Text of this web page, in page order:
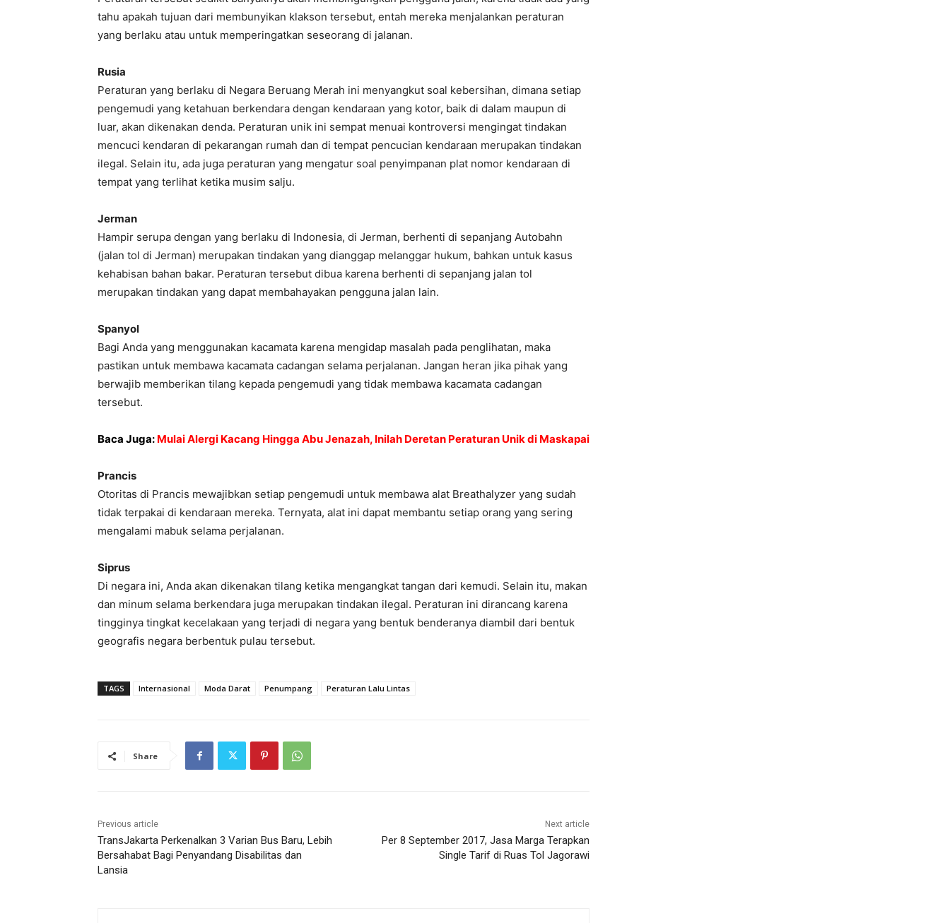
tahu apakah tujuan dari membunyikan klakson tersebut, entah mereka menjalankan peraturan
yang berlaku atau untuk memperingatkan seseorang di jalanan.
Rusia
Peraturan yang berlaku di Negara Beruang Merah ini menyangkut soal kebersihan, dimana setiap
pengemudi yang ketahuan berkendara dengan kendaraan yang kotor, baik di dalam maupun di
luar, akan dikenakan denda. Peraturan unik ini sempat menuai kontroversi mengingat tindakan
mencuci kendaran di pekarangan rumah dan di tempat pencucian kendaraan merupakan tindakan
ilegal. Selain itu, ada juga peraturan yang mengatur soal penyimpanan plat nomor kendaraan di
tempat yang terlihat ketika musim salju.
Jerman
Hampir serupa dengan yang berlaku di Indonesia, di Jerman, berhenti di sepanjang Autobahn
(jalan tol di Jerman) merupakan tindakan yang dianggap melanggar hukum, bahkan untuk kasus
kehabisan bahan bakar. Peraturan tersebut dibua karena berhenti di sepanjang jalan tol
merupakan tindakan yang dapat membahayakan pengguna jalan lain.
Spanyol
Bagi Anda yang menggunakan kacamata karena mengidap masalah pada penglihatan, maka
pastikan untuk membawa kacamata cadangan selama perjalanan. Jangan heran jika pihak yang
berwajib memberikan tilang kepada pengemudi yang tidak membawa kacamata cadangan
tersebut.
Baca Juga: Mulai Alergi Kacang Hingga Abu Jenazah, Inilah Deretan Peraturan Unik di Maskapai
Prancis
Otoritas di Prancis mewajibkan setiap pengemudi untuk membawa alat Breathalyzer yang sudah
tidak terpakai di kendaraan mereka. Ternyata, alat ini dapat membantu setiap orang yang sering
mengalami mabuk selama perjalanan.
Siprus
Di negara ini, Anda akan dikenakan tilang ketika mengangkat tangan dari kemudi. Selain itu, makan
dan minum selama berkendara juga merupakan tindakan ilegal. Peraturan ini dirancang karena
tingginya tingkat kecelakaan yang terjadi di negara yang bentuk benderanya diambil dari bentuk
geografis negara berbentuk pulau tersebut.
TAGS Internasional Moda Darat Penumpang Peraturan Lalu Lintas
Share
Previous article
TransJakarta Perkenalkan 3 Varian Bus Baru, Lebih
Bersahabat Bagi Penyandang Disabilitas dan
Lansia
Next article
Per 8 September 2017, Jasa Marga Terapkan
Single Tarif di Ruas Tol Jagorawi